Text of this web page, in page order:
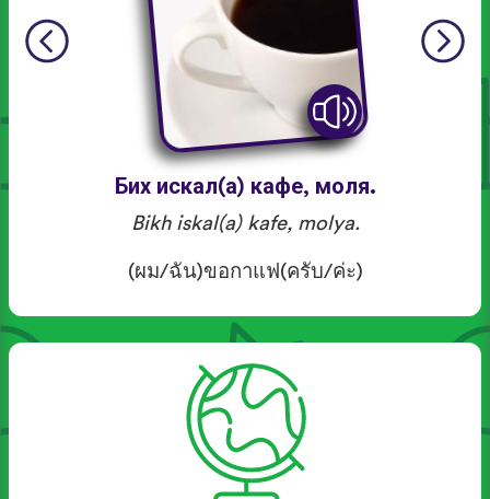
Бих искал(а) кафе, моля.
Bikh iskal(a) kafe, molya.
(ผม/ฉัน)ขอกาแฟ(ครับ/ค่ะ)